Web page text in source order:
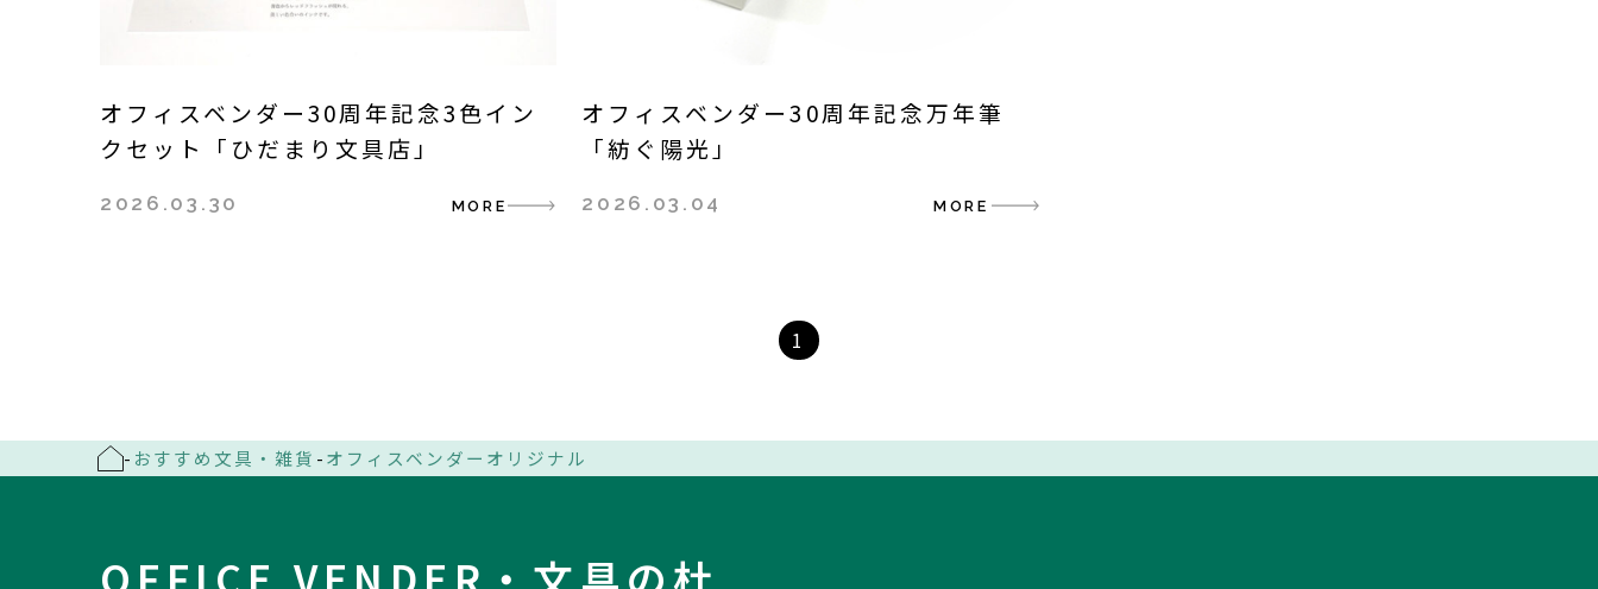
オフィスベンダー30周年記念3色イン
クセット「ひだまり文具店」
2026.03.30 MORE
オフィスベンダー30周年記念万年筆
「紡ぐ陽光」
2026.03.04 MORE
1
- おすすめ文具・雑貨 -オフィスベンダーオリジナル